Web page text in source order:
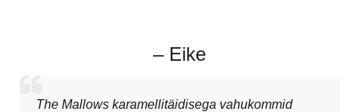
– Eike
The Mallows karamellitäidisega vahukommid